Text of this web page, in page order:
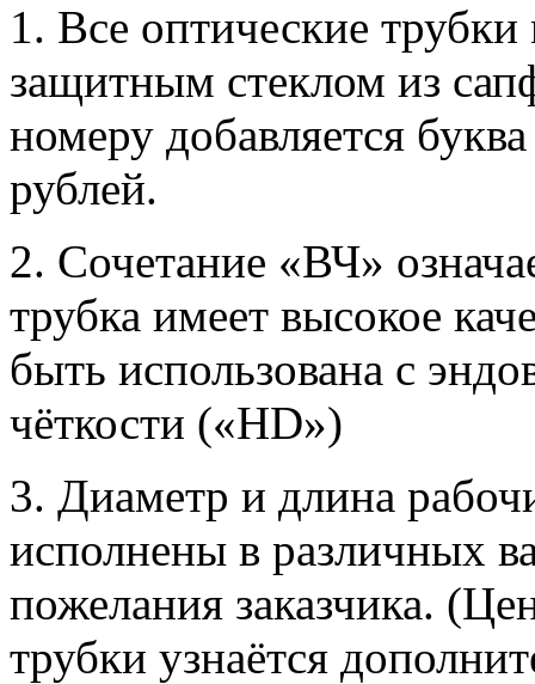
1. Все оптические
защитным стеклом из
номеру добавляется
рублей.
2. Сочетание «ВЧ»
трубка имеет высокое
быть использована с
чёткости («HD»)
3. Диаметр и длина
исполнены в различных
пожелания заказчика.
трубки узнаётся